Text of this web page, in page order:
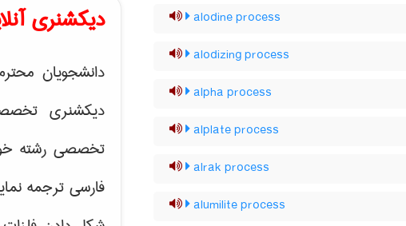
alodine process
alodizing process
alpha process
alplate process
alrak process
alumilite process
دیکشنری
دانشجویان
دیکشنری
تخصصی رشته
فارسی ترجمه